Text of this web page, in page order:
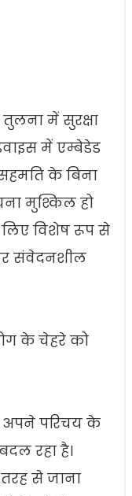
तुलना में सुरक्षा
में एम्बेडेड
के बिना
मुश्किल हो
लिए विशेष रूप से
संवेदनशील
के चेहरे को
अपने परिचय के
रहा है।
से जाना